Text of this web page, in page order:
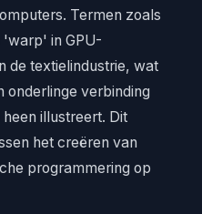
Termen zoals
in GPU-
de textielindustrie, wat
onderlinge verbinding
illustreert. Dit
het creëren van
programmering op